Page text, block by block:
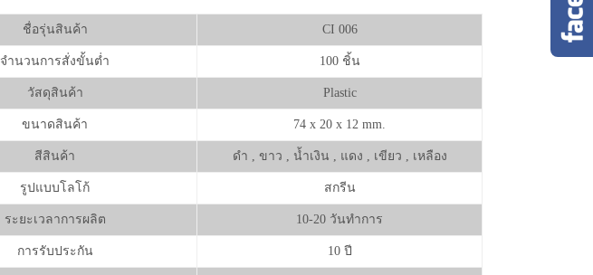
ชื่อรุ่นสินค้า CI 006
จำนวนการสั่งขั้นต่ำ 100 ชิ้น
วัสดุสินค้า Plastic
ขนาดสินค้า 74 x 20 x 12 mm.
สีสินค้า ดำ , ขาว , น้ำเงิน , แดง , เขียว , เหลือง
รูปแบบโลโก้ สกรีน
ระยะเวลาการผลิต 10-20 วันทำการ
การรับประกัน 10 ปี